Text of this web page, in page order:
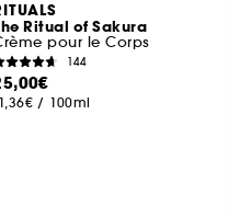
Ritual of Sakura
pour le Corps
144
/ 100ml